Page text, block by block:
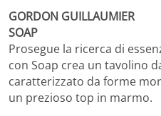
GORDON GUILLAUMIER
SOAP
Prosegue la ricerca di
con Soap crea un tavolino
caratterizzato da forme
un prezioso top in marmo.